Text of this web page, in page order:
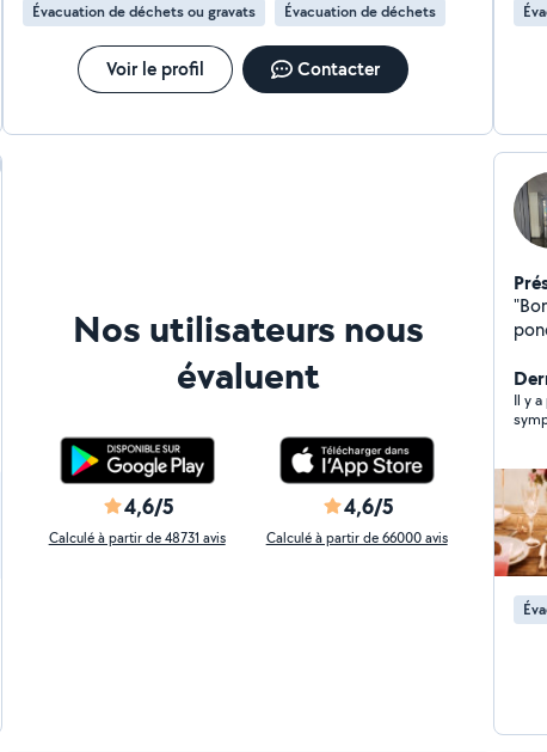
Évacuation de déchets ou gravats Évacuation de déchets
Voir le profil Contacter
Nos utilisateurs nous
évaluent
4,6/5
Calculé à partir de 48731 avis
4,6/5
Calculé à partir de 66000 avis
"Bonjour, Je suis
de
messages
Il y